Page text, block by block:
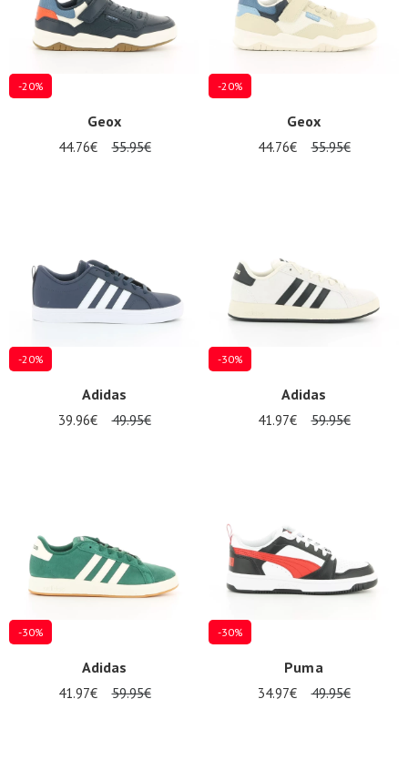
-20%
Geox
44.76€ 55.95€
-20%
Geox
44.76€ 55.95€
-20%
Adidas
39.96€ 49.95€
-30%
Adidas
41.97€ 59.95€
-30%
Adidas
41.97€ 59.95€
-30%
Puma
34.97€ 49.95€